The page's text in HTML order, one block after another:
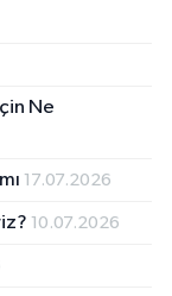
Ne
17.07.2026
10.07.2026